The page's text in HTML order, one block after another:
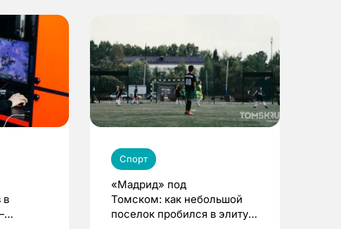
в
Спорт
«Мадрид» под
Томском: как небольшой
поселок пробился в элиту